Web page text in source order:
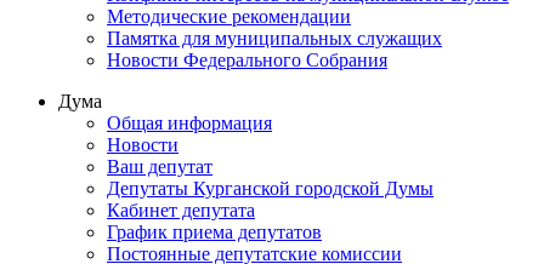
Методические рекомендации
Памятка для муниципальных служащих
Новости Федерального Cобрания
Дума
Общая информация
Новости
Ваш депутат
Депутаты Курганской городской Думы
Кабинет депутата
График приема депутатов
Постоянные депутатские комиссии